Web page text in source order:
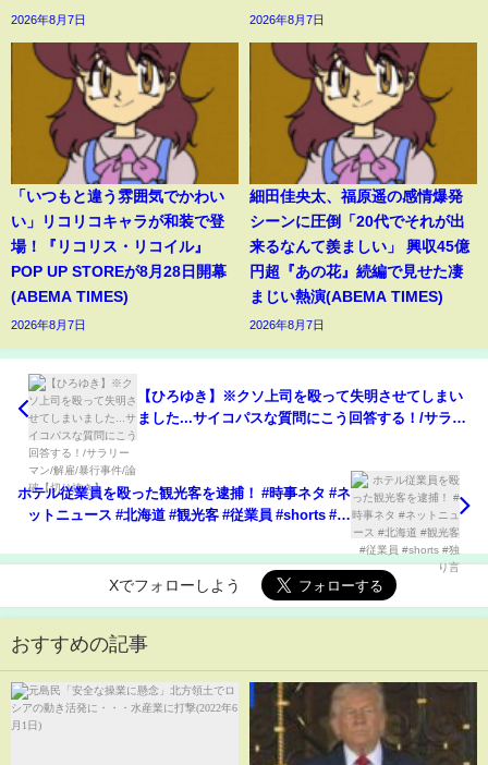
2026年8月7日 2026年8月7日
「いつもと違う雰囲気でかわい
い」リコリコキャラが和装で登
場！『リコリス・リコイル』
POP UP STOREが8月28日開幕
(ABEMA TIMES)
2026年8月7日
細田佳央太、福原遥の感情爆発
シーンに圧倒「20代でそれが出
来るなんて羨ましい」 興収45億
円超『あの花』続編で見せた凄
まじい熱演(ABEMA TIMES)
2026年8月7日
【ひろゆき】※クソ上司を殴って失明させてしまい
ました...サイコパスな質問にこう回答する！/サラリ
ホテル従業員を殴った観光客を逮捕！ #時事ネタ #ネ
ットニュース #北海道 #観光客 #従業員 #shorts #独
Xでフォローしよう
おすすめの記事